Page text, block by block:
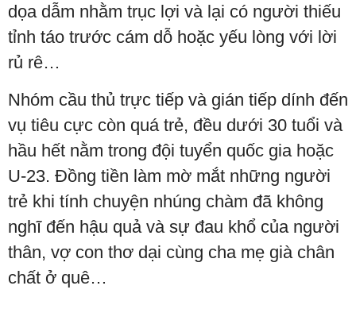
dọa dẫm nhằm trục lợi và lại có người thiếu
tỉnh táo trước cám dỗ hoặc yếu lòng với lời
rủ rê…
Nhóm cầu thủ trực tiếp và gián tiếp dính đến
vụ tiêu cực còn quá trẻ, đều dưới 30 tuổi và
hầu hết nằm trong đội tuyển quốc gia hoặc
U-23. Đồng tiền làm mờ mắt những người
trẻ khi tính chuyện nhúng chàm đã không
nghĩ đến hậu quả và sự đau khổ của người
thân, vợ con thơ dại cùng cha mẹ già chân
chất ở quê…